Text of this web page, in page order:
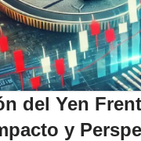
del Yen
y